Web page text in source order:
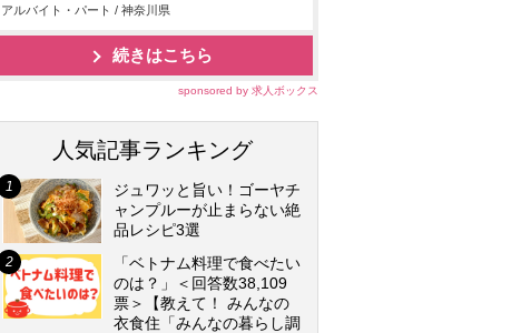
アルバイト・パート / 神奈川県
続きはこちら
sponsored by 求人ボックス
人気記事ランキング
ジュワッと旨い！ゴーヤチ
ャンプルーが止まらない絶
品レシピ3選
「ベトナム料理で食べたい
のは？」＜回答数38,109
票＞【教えて！ みんなの
衣食住「みんなの暮らし調